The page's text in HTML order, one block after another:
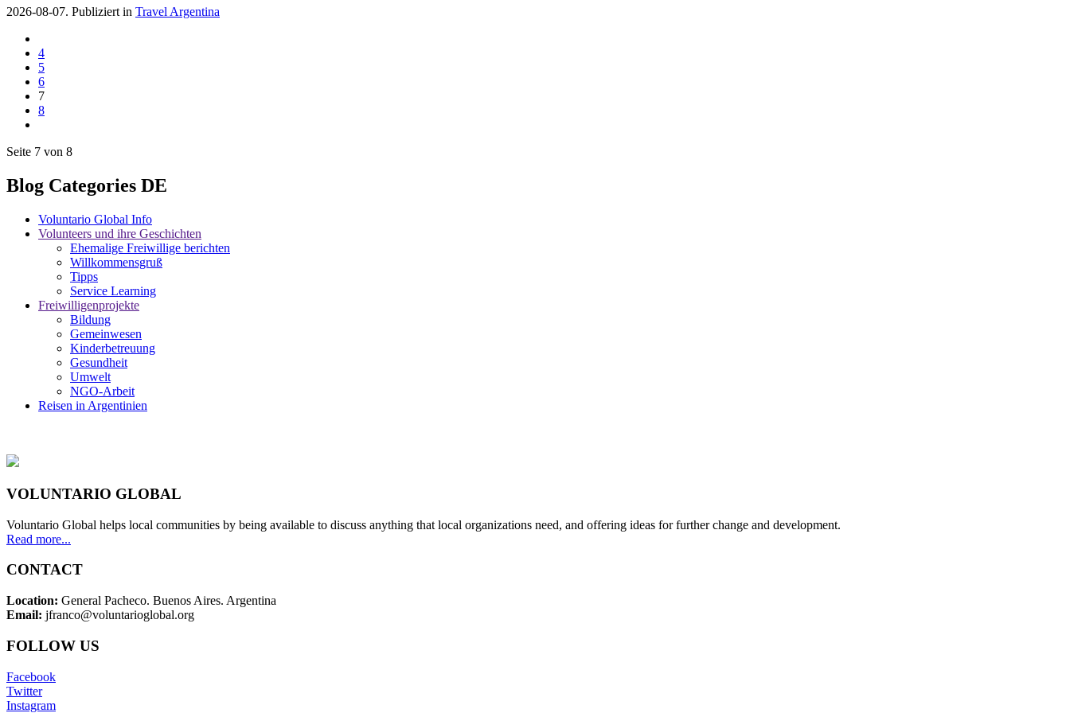
2026-08-07. Publiziert in Travel Argentina
4
5
6
7
8
Seite 7 von 8
Blog Categories DE
Voluntario Global Info
Volunteers und ihre Geschichten
Ehemalige Freiwillige berichten
Willkommensgruß
Tipps
Service Learning
Freiwilligenprojekte
Bildung
Gemeinwesen
Kinderbetreuung
Gesundheit
Umwelt
NGO-Arbeit
Reisen in Argentinien
VOLUNTARIO GLOBAL
Voluntario Global helps local communities by being available to discuss anything that local organizations need, and offering ideas for further change and development.
Read more...
CONTACT
Location: General Pacheco. Buenos Aires. Argentina
Email: jfranco@voluntarioglobal.org
FOLLOW US
Facebook
Twitter
Instagram